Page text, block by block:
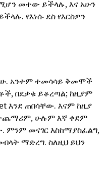
መተው ይችላሉ, እና አሁን
የእነሱ ደስ የእርስዎን
አንተም ተመሳሳይ ቅመሞች
በደቃቁ ይቆረጣል; ከዚያም
እንደ ጠበሳቸው. እናም ከዚያ
ሁሉም እኛ ቀደም
ምንም መናገር እስከማያስፈልግ,
ማድረግ. ስለዚህ ይህን